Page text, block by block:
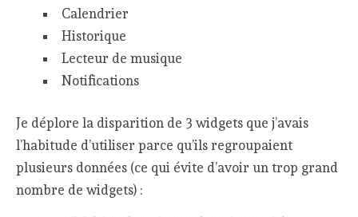
Calendrier
Historique
Lecteur de musique
Notifications
Je déplore la disparition de 3 widgets que j’avais
l’habitude d’utiliser parce qu’ils regroupaient
plusieurs données (ce qui évite d’avoir un trop grand
nombre de widgets) :